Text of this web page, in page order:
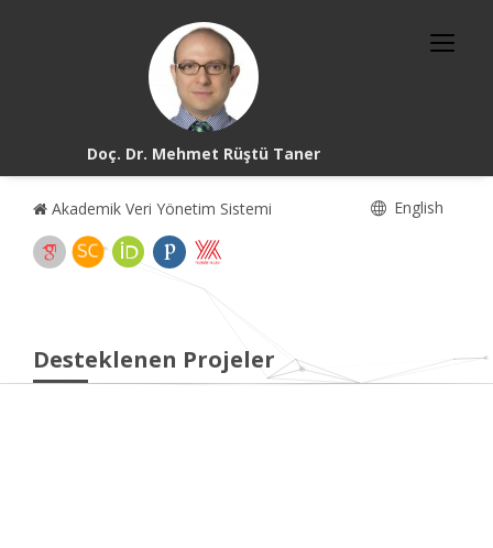
Doç. Dr. Mehmet Rüştü Taner
Akademik Veri Yönetim Sistemi English
Desteklenen Projeler